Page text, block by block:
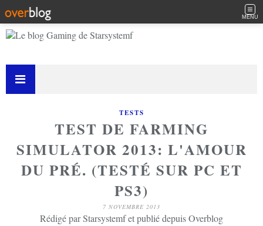
MENU
TESTS
TEST DE FARMING
SIMULATOR 2013: L'AMOUR
DU PRÉ. (TESTÉ SUR PC ET
PS3)
7 NOVEMBRE 2013
Rédigé par Starsystemf et publié depuis Overblog